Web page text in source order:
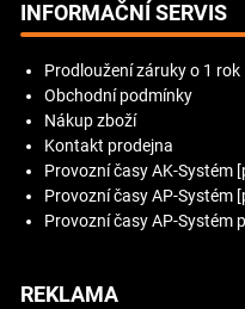
INFORMAČNÍ SERVIS
Prodloužení záruky o 1 rok
Obchodní podmínky
Nákup zboží
Kontakt prodejna
Provozní časy AK-Systém
Provozní časy AP-Systém
Provozní časy AP-Systém
REKLAMA